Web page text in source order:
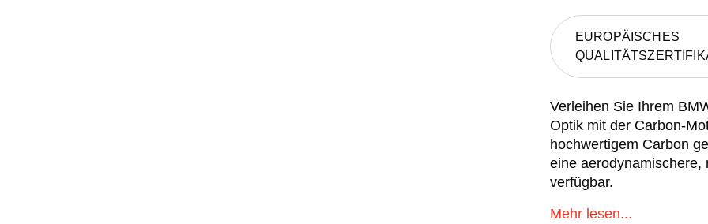
EUROPÄISCHES
Verleihen Sie Ihrem
Optik mit der Carbon-
hochwertigem Carbon
eine aerodynamischere,
verfügbar.
Mehr lesen...